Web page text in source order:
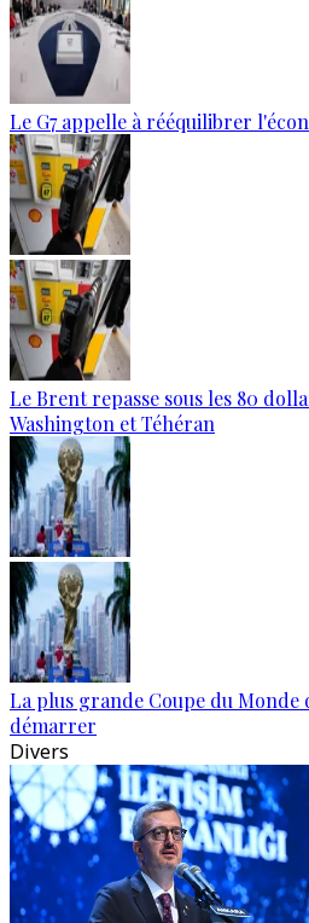
Le G7 appelle à rééquilibrer
Le Brent repasse sous les 80
Washington et Téhéran
La plus grande Coupe du Monde
démarrer
Divers